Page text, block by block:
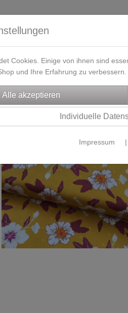
Lieferzeit Kontakt /
Baumwoll-Webware
Cookies. Einige von ihnen sind
und Ihre Erfahrung zu verbessern.
Individuelle
Impressum |